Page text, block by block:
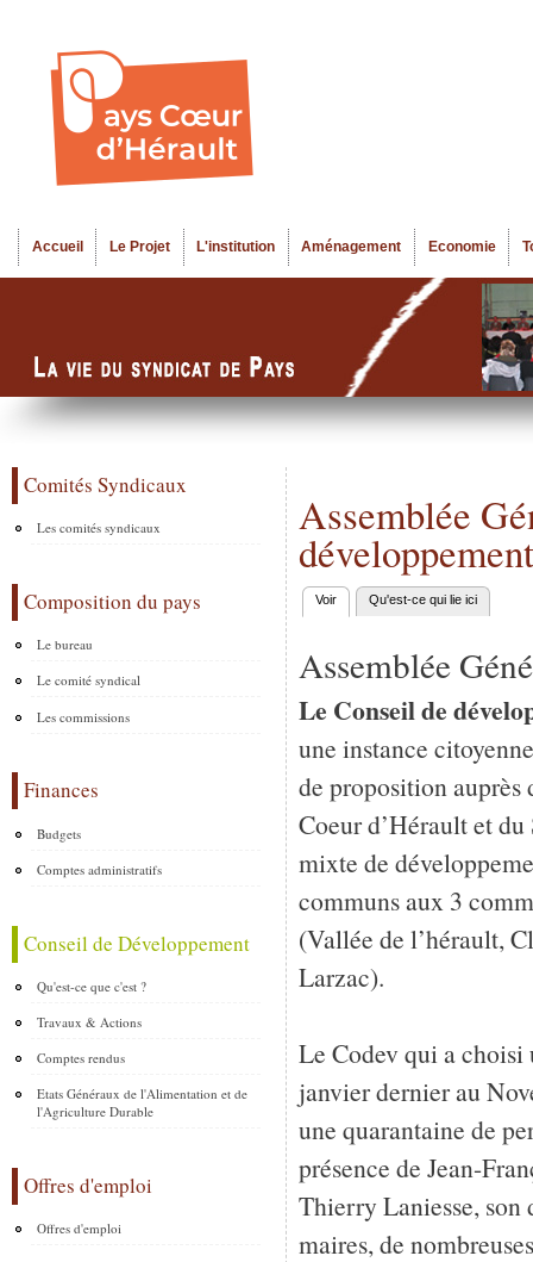
Menu principal
Accueil Le Projet L'institution Aménagement Economie
Comités Syndicaux
Les comités syndicaux
Composition du pays
Le bureau
Le comité syndical
Les commissions
Finances
Budgets
Comptes administratifs
Conseil de Développement
Qu'est-ce que c'est ?
Travaux & Actions
Comptes rendus
Etats Généraux de l'Alimentation et de
l'Agriculture Durable
Offres d'emploi
Offres d'emploi
Assemblée
développement
Onglets principaux
Voir (onglet actif)
Qu'est-ce qui lie ici
Assemblée
Le Conseil de
une instance
de proposition auprès
Coeur d’Hérault et
mixte de
communs aux 3
(Vallée de l’hérault,
Larzac).
Le Codev qui a choisi
janvier dernier au
une quarantaine de
présence de Jean-
Thierry Laniesse, son
maires, de